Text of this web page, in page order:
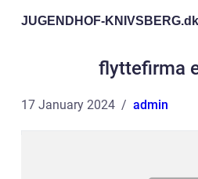
JUGENDHOF-KNIVSBERG.dk
flyttefirma
17 January 2024 admin